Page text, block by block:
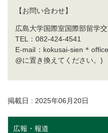
【お問い合わせ】
広島大学国際室国際部留学
TEL：082-424-4541
E-mail：kokusai-sien＊
@に置き換えてください。)
掲載日 : 2025年06月20日
広報・報道